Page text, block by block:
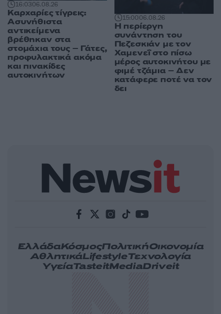
16:0306.08.26
Καρχαρίες τίγρεις:
Ασυνήθιστα
αντικείμενα
βρέθηκαν στα
στομάχια τους – Γάτες,
προφυλακτικά ακόμα
και πινακίδες
αυτοκινήτων
15:0006.08.26
Η περίεργη
συνάντηση του
Πεζεσκιάν με τον
Χαμενεΐ στο πίσω
μέρος αυτοκινήτου με
φιμέ τζάμια – Δεν
κατάφερε ποτέ να τον
δει
ΕλλάδαΚόσμοςΠολιτικήΟικονομία
ΑθλητικάLifestyleΤεχνολογία
ΥγείαTasteitMediaDriveit